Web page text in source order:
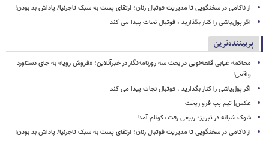
از ناکامی در سخنگویی تا مدیریت فوتبال زنان؛ ارتقای پست به سبک تاجرنیا/ پاداش بد بودن!
اگر پول‌پاشی را کنار بگذارید ، فوتبال نجات پیدا می کند
پربیننده‌ترین
محاکمه غیابی قلعه‌نویی در بحث سه روزنامه‌نگار در خبرآنلاین؛ «فروش رویا» به جای دستاورد
واقعی!
اگر پول‌پاشی را کنار بگذارید ، فوتبال نجات پیدا می کند
عکس| تیم پپ فرو ریخت
شوک شبانه در تبریز؛ ربیعی رفت نکونام آمد!
از ناکامی در سخنگویی تا مدیریت فوتبال زنان؛ ارتقای پست به سبک تاجرنیا/ پاداش بد بودن!